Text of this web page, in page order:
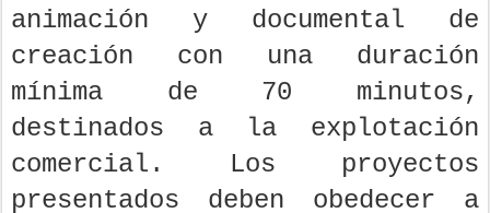
animación y documental de
creación con una duración
mínima de 70 minutos,
destinados a la explotación
comercial. Los proyectos
presentados deben obedecer a